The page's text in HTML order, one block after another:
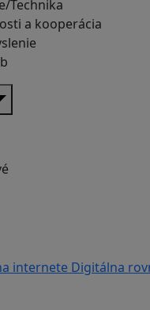
Technika
a kooperácia
internete Digitálna